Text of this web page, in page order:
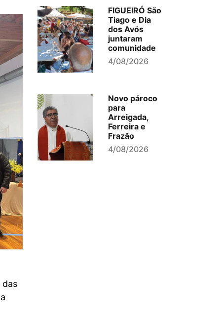
das
FIGUEIRÓ São
Tiago e Dia
dos Avós
juntaram
comunidade
4/08/2026
Novo pároco
para
Arreigada,
Ferreira e
Frazão
4/08/2026